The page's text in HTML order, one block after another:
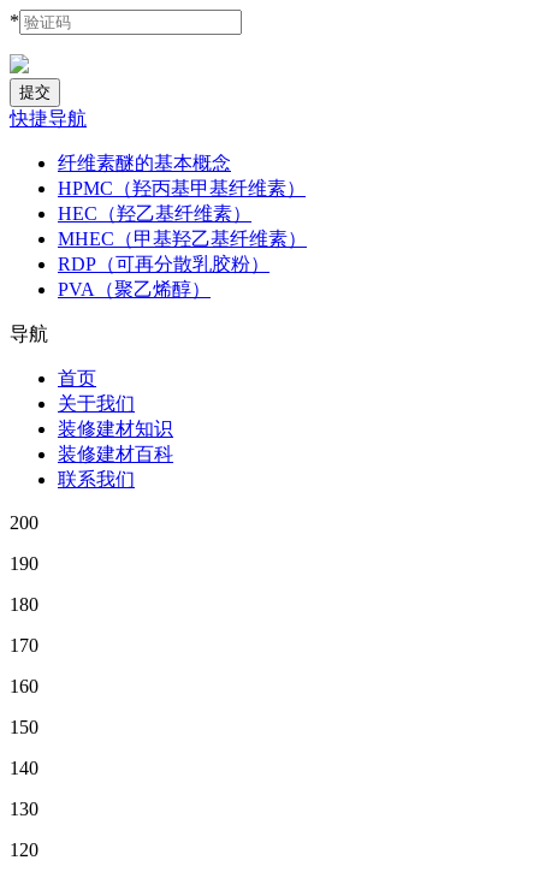
*
快捷导航
纤维素醚的基本概念
HPMC（羟丙基甲基纤维素）
HEC（羟乙基纤维素）
MHEC（甲基羟乙基纤维素）
RDP（可再分散乳胶粉）
PVA（聚乙烯醇）
导航
首页
关于我们
装修建材知识
装修建材百科
联系我们
200
190
180
170
160
150
140
130
120